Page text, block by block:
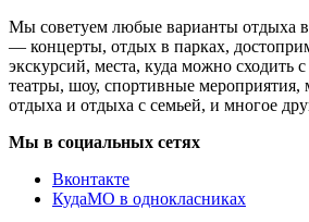
Мы советуем любые варианты отдыха
— концерты, отдых в парках,
экскурсий, места, куда можно сходить
театры, шоу, спортивные мероприятия,
отдыха и отдыха с семьей, и многое
Мы в социальных сетях
Вконтакте
КудаМО в однокласниках